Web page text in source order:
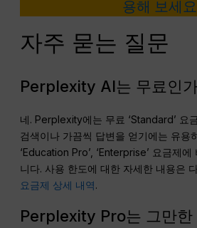
용해 보세요
자주 묻는 질문
Perplexity AI는 무료인
네. Perplexity에는 무료 ‘Standard’ 요
검색이나 가끔씩 답변을 얻기에는 유용하
‘Education Pro’, ‘Enterprise’ 요금제
니다. 사용 한도에 대한 자세한 내용은
요금제 상세 내역.
Perplexity Pro는 그만한